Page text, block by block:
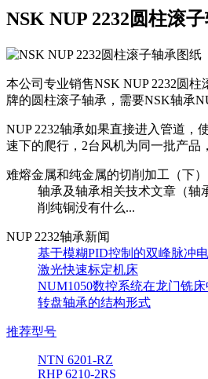
NSK NUP 2232圆柱滚
本公司专业销售NSK NUP 2232圆
牌的圆柱滚子轴承，需要NSK轴承
NUP 2232轴承如果直接进入管道
速下的爬行，2台风机为同一批产品
难熔金属和纯金属的切削加工（下）
轴承及轴承相关技术文章（轴
削纯铜没有什么...
NUP 2232轴承新闻
基于模糊PID控制的双峰脉冲电
激光快速标定机床
NUM1050数控系统在龙门铣床
转盘轴承的结构形式
推荐型号
NTN 6201-RZ
RHP 6210-2RS